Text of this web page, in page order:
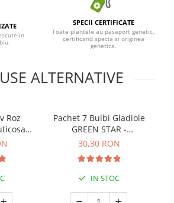
in
SPECII CERTIFICATE
Toate plantele au pasaport genetic,
certificand specia si originea
genetica.
ALTERNATIVE
Roz
Pachet 7 Bulbi Gladiole
GREEN STAR -
Cod:105.280
30,30 RON
IN STOC